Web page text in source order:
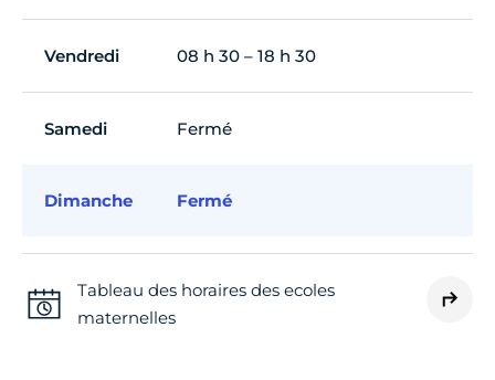
Vendredi 08 h 30 – 18 h 30
Samedi Fermé
Dimanche Fermé
Tableau des horaires des ecoles
maternelles